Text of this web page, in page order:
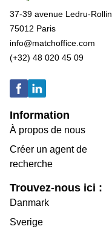
37-39 avenue Ledru-Rollin
75012 Paris
info@matchoffice.com
(+32) 48 020 45 09
Information
À propos de nous
Créer un agent de
recherche
Trouvez-nous ici :
Danmark
Sverige